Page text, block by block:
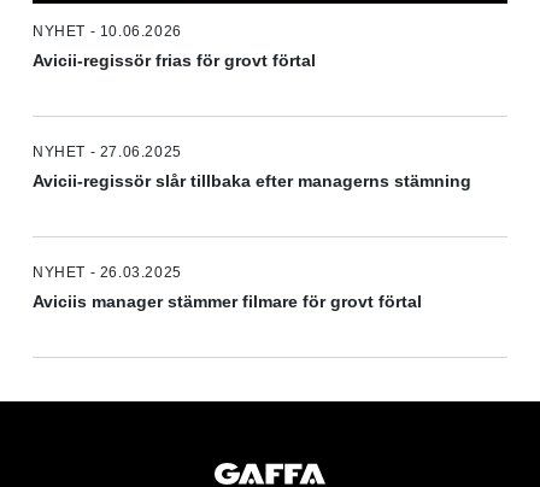
NYHET - 10.06.2026
Avicii-regissör frias för grovt förtal
NYHET - 27.06.2025
Avicii-regissör slår tillbaka efter managerns stämning
NYHET - 26.03.2025
Aviciis manager stämmer filmare för grovt förtal